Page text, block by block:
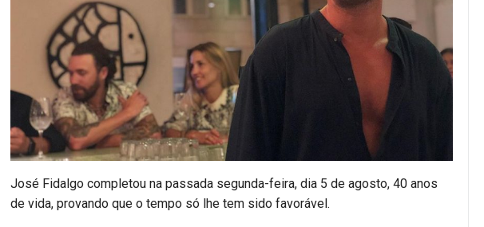
José Fidalgo completou na passada segunda-feira, dia 5 de agosto, 40 anos
de vida, provando que o tempo só lhe tem sido favorável.